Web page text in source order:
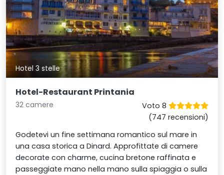
Hotel 3 stelle
Hotel-Restaurant Printania
32 camere
Voto 8
(747 recensioni)
Godetevi un fine settimana romantico sul mare in
una casa storica a Dinard. Approfittate di camere
decorate con charme, cucina bretone raffinata e
passeggiate mano nella mano sulla spiaggia o sulla